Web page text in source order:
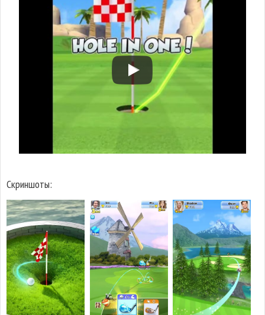
Скриншоты: